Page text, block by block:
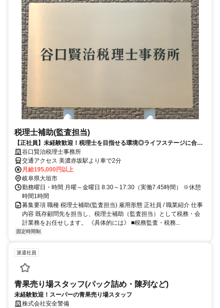
税理士補助(監査担当)
【正社員】未経験歓迎！税理士を目指せる環境◎ライフステージに合わ
せた働き方＆充実のサポート体制
谷口賢治税理士事務所
交通アクセス 美濃赤坂駅より車で2分
月給195,000円以上
岐阜県大垣市
勤務曜日・時間 月曜～金曜日 8:30～17:30（実働7.45時間） ※休憩
時間1時間
募集要項 職種 税理士補助(監査担当) 雇用形態 正社員 / 職業紹介 仕事
内容 既存顧問先を担当し、税理士補助（監査担当）として税務・会
計業務をお任せします。 《具体的には》 ■税務監査・税務...
固定時間制
派遣社員
青果売り場スタッフ(パック詰め・陳列など)
未経験歓迎！スーパーの青果売り場スタッフ
株式会社安全警備